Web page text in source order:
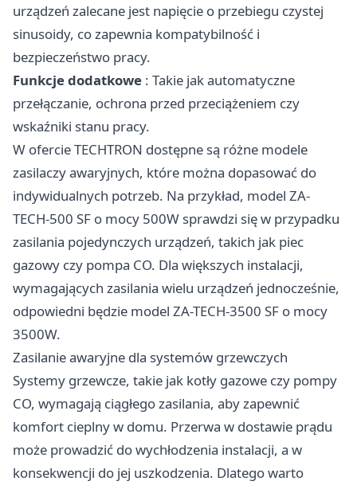
urządzeń zalecane jest napięcie o przebiegu czystej
sinusoidy, co zapewnia kompatybilność i
bezpieczeństwo pracy.​
Funkcje dodatkowe : Takie jak automatyczne
przełączanie, ochrona przed przeciążeniem czy
wskaźniki stanu pracy.​
W ofercie TECHTRON dostępne są różne modele
zasilaczy awaryjnych, które można dopasować do
indywidualnych potrzeb. Na przykład, model ZA-
TECH-500 SF o mocy 500W sprawdzi się w przypadku
zasilania pojedynczych urządzeń, takich jak piec
gazowy czy pompa CO. Dla większych instalacji,
wymagających zasilania wielu urządzeń jednocześnie,
odpowiedni będzie model ZA-TECH-3500 SF o mocy
3500W.​
Zasilanie awaryjne dla systemów grzewczych
Systemy grzewcze, takie jak kotły gazowe czy pompy
CO, wymagają ciągłego zasilania, aby zapewnić
komfort cieplny w domu. Przerwa w dostawie prądu
może prowadzić do wychłodzenia instalacji, a w
konsekwencji do jej uszkodzenia. Dlatego warto